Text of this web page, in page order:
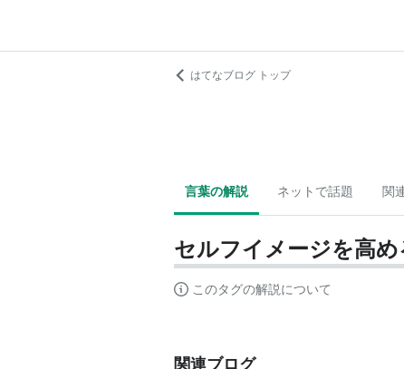
はてなブログ トップ
言葉の解説 ネットで話題 関
セルフイメージを高め
このタグの解説について
関連ブログ